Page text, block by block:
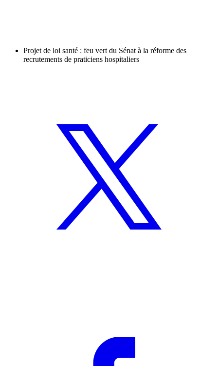
Projet de loi santé : feu vert du Sénat à la réforme des
recrutements de praticiens hospitaliers